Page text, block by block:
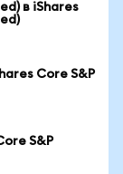
в iShares
Core S&P
S&P